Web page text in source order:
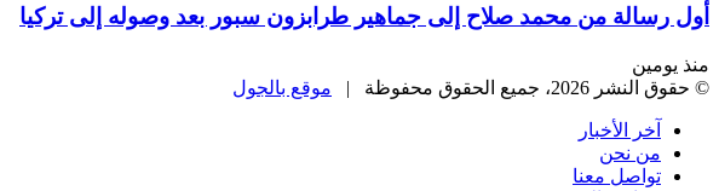
أول رسالة من محمد صلاح إلى جماهير طرابزون سبور بعد وصوله إلى تركيا
منذ يومين
© حقوق النشر 2026، جميع الحقوق محفوظة |
موقع بالجول
آخر الأخبار
من نحن
تواصل معنا